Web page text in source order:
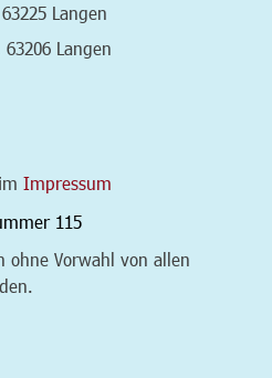
63225 Langen
63206 Langen
Impressum
115
ohne Vorwahl von allen